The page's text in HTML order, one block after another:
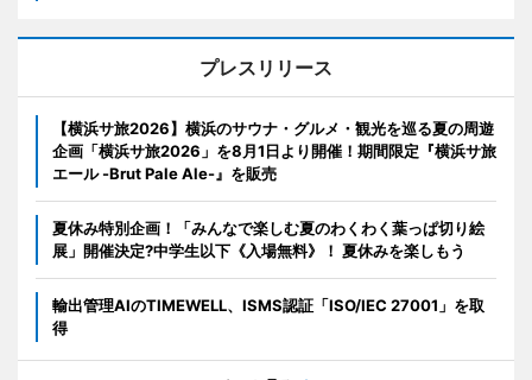
プレスリリース
【横浜サ旅2026】横浜のサウナ・グルメ・観光を巡る夏の周遊
企画「横浜サ旅2026」を8月1日より開催！期間限定『横浜サ旅
エール -Brut Pale Ale-』を販売
夏休み特別企画！「みんなで楽しむ夏のわくわく葉っぱ切り絵
展」開催決定?中学生以下《入場無料》！ 夏休みを楽しもう
輸出管理AIのTIMEWELL、ISMS認証「ISO/IEC 27001」を取
得